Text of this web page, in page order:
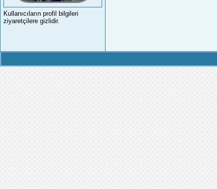
Kullanıcıların profil bilgileri
ziyaretçilere gizlidir.